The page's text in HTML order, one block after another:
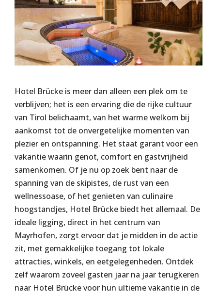
Hotel Brücke is meer dan alleen een plek om te
verblijven; het is een ervaring die de rijke cultuur
van Tirol belichaamt, van het warme welkom bij
aankomst tot de onvergetelijke momenten van
plezier en ontspanning. Het staat garant voor een
vakantie waarin genot, comfort en gastvrijheid
samenkomen. Of je nu op zoek bent naar de
spanning van de skipistes, de rust van een
wellnessoase, of het genieten van culinaire
hoogstandjes, Hotel Brücke biedt het allemaal. De
ideale ligging, direct in het centrum van
Mayrhofen, zorgt ervoor dat je midden in de actie
zit, met gemakkelijke toegang tot lokale
attracties, winkels, en eetgelegenheden. Ontdek
zelf waarom zoveel gasten jaar na jaar terugkeren
naar Hotel Brücke voor hun ultieme vakantie in de